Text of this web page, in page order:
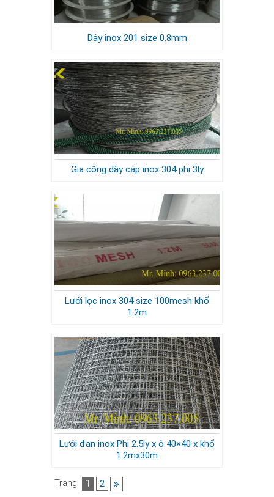
Dây inox 201 size 0.8mm
Gia công dây cáp inox 304 phi 3ly
Lưới lọc inox 304 size 100mesh khổ
1.2m
Lưới đan inox Phi 2.5ly x ô 40×40 x khổ
1.2mx30m
Trang: 1 2